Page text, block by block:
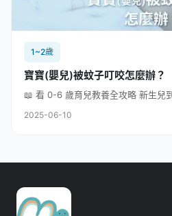
1~2歲
寶寶(嬰兒)被蚊子叮咬怎麼辦？
📖 看 0-6 歲育兒教養全攻略 新生兒
2025-06-10